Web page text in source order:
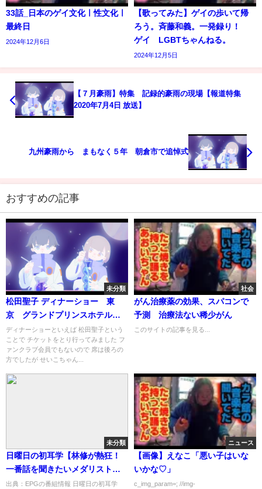
33話_日本のゲイ文化ㅣ性文化ㅣ
最終日
2024年12月6日
【歌ってみた】ゲイの歩いて帰
ろう。斉藤和義。一発録り！
ゲイ LGBTちゃんねる。
2024年12月5日
【７月豪雨】特集 記録的豪雨の現場【報道特集
2020年7月4日 放送】
九州豪雨から まもなく５年 朝倉市で追悼式
おすすめの記事
未分類
松田聖子 ディナーショー 東
京 グランドプリンスホテル新
高輪 2019 .12. 15.
ディナーショーといえば 松田聖子という
ことで チケットをとり行ってみました フ
ァンクラブ会員でもないので 席は後ろの
方でしたが せいこちゃん...
社会
がん治療薬の効果、スパコンで
予測 治療法ない稀少がん
このサイトの記事を見る...
未分類
日曜日の初耳学【林修が熱狂！
一番話を聞きたいメダリスト★
レスリング文田健一郎】[字]…の
出典：EPGの番組情報 日曜日の初耳学
ニュース
【画像】えなこ「悪い子はいな
いかな♡」
c_img_param=; //img-